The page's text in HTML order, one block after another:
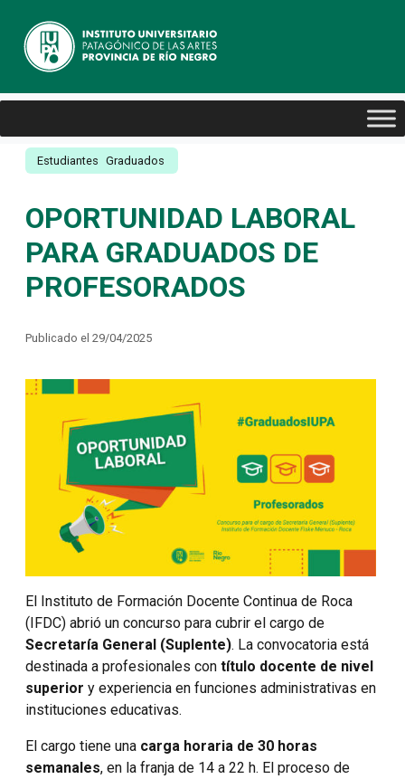
Estudiantes Graduados
OPORTUNIDAD LABORAL
PARA GRADUADOS DE
PROFESORADOS
Publicado el 29/04/2025
El Instituto de Formación Docente Continua de Roca
(IFDC) abrió un concurso para cubrir el cargo de
Secretaría General (Suplente). La convocatoria está
destinada a profesionales con título docente de nivel
superior y experiencia en funciones administrativas en
instituciones educativas.
El cargo tiene una carga horaria de 30 horas
semanales, en la franja de 14 a 22 h. El proceso de